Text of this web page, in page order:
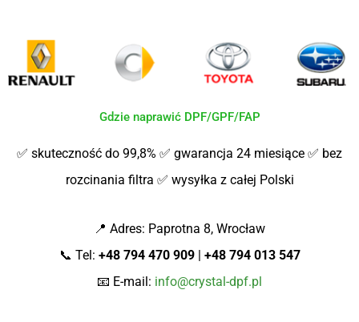
Gdzie naprawić DPF/GPF/FAP
✅ skuteczność do 99,8% ✅ gwarancja 24 miesiące ✅ bez
rozcinania filtra ✅ wysyłka z całej Polski
📍 Adres: Paprotna 8, Wrocław
📞 Tel: +48 794 470 909| +48 794 013 547
📧 E-mail: info@crystal-dpf.pl